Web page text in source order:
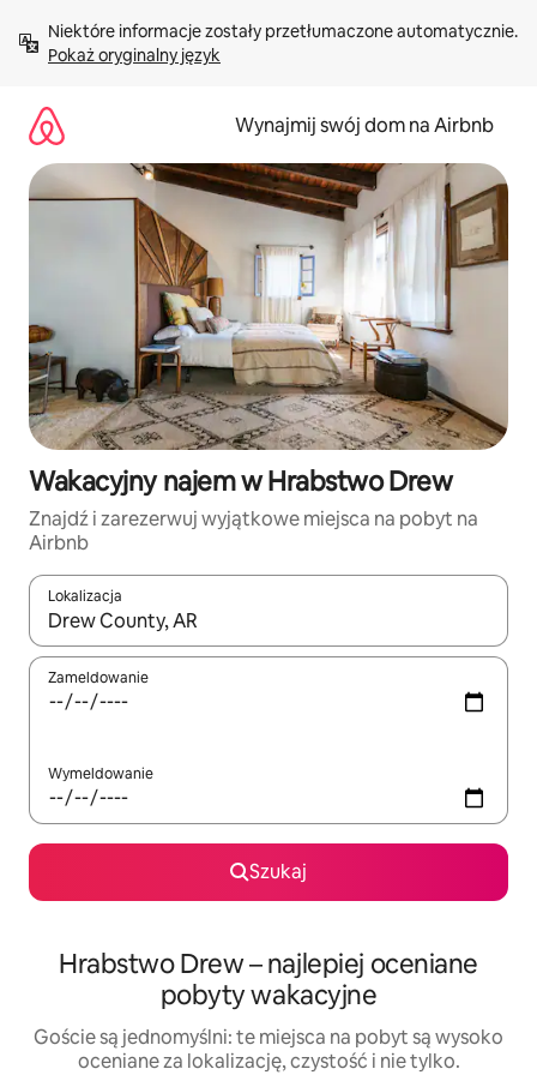
treści Pokaż oryginalny język
Wynajmij swój dom na Airbnb
Wakacyjny najem w Hrabstwo Drew
Znajdź i zarezerwuj wyjątkowe miejsca na pobyt na
Airbnb
Lokalizacja
Gdy wyniki będą dostępne, możesz poruszać się po nich za
Zameldowanie
Wymeldowanie
Szukaj
Hrabstwo Drew – najlepiej oceniane
pobyty wakacyjne
Goście są jednomyślni: te miejsca na pobyt są wysoko
oceniane za lokalizację, czystość i nie tylko.